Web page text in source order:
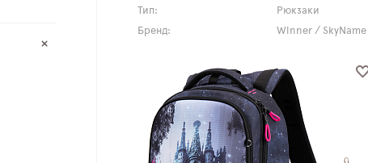
Тип:
Рюкзаки
Бренд:
Winner / SkyName